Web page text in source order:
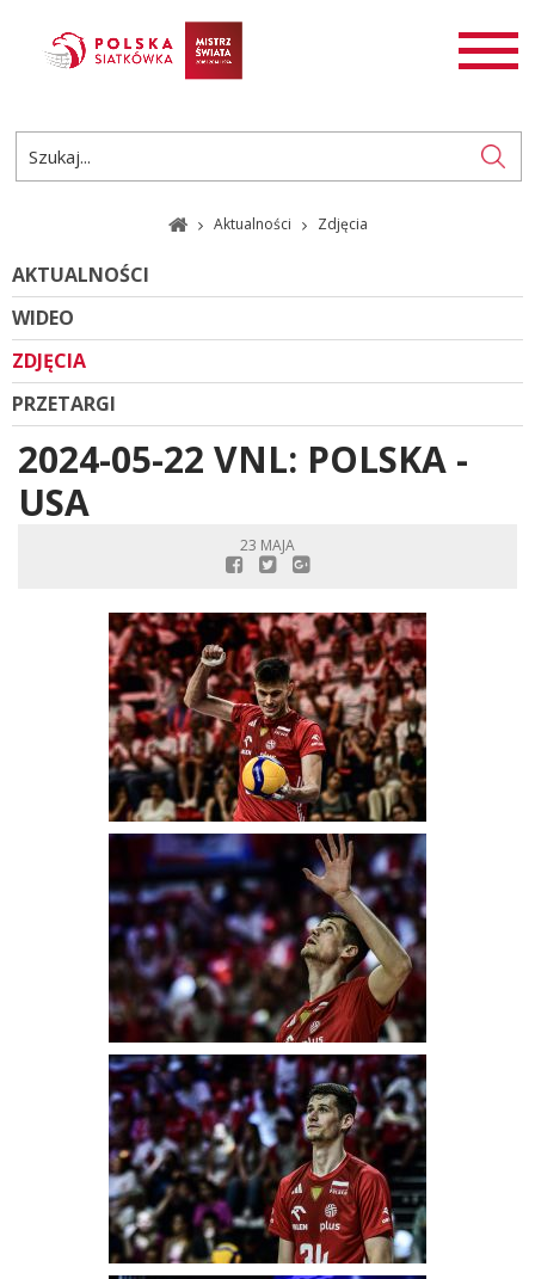
AKTUALNOŚCI
ROZGRYWKI
PL EN
Aktualności Zdjęcia
AKTUALNOŚCI
WIDEO
ZDJĘCIA
PRZETARGI
2024-05-22 VNL: POLSKA -
USA
23 MAJA